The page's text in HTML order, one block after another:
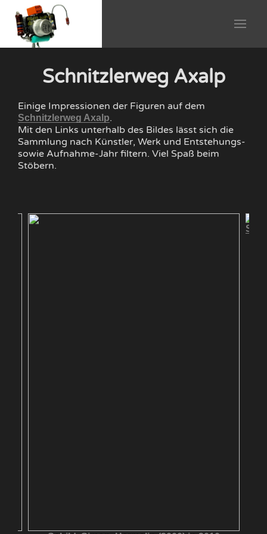
Schnitzlerweg Axalp
Einige Impressionen der Figuren auf dem
Schnitzlerweg Axalp.
Mit den Links unterhalb des Bildes lässt sich die
Sammlung nach Künstler, Werk und Entstehungs-
sowie Aufnahme-Jahr filtern. Viel Spaß beim
Stöbern.